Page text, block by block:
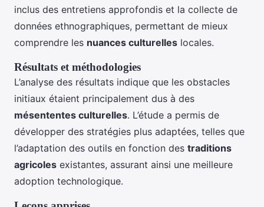
inclus des entretiens approfondis et la collecte de
données ethnographiques, permettant de mieux
comprendre les nuances culturelles locales.
Résultats et méthodologies
L’analyse des résultats indique que les obstacles
initiaux étaient principalement dus à des
mésententes culturelles. L’étude a permis de
développer des stratégies plus adaptées, telles que
l’adaptation des outils en fonction des traditions
agricoles existantes, assurant ainsi une meilleure
adoption technologique.